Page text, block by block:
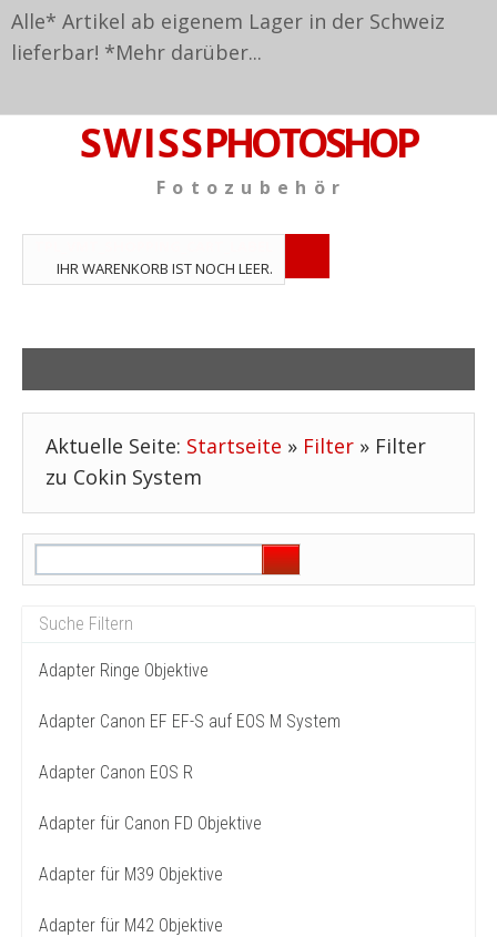
Alle* Artikel ab eigenem Lager in der Schweiz
lieferbar! *Mehr darüber...
S W I S SPHOTOSHOP
F o t o z u b e h ö r
IHR WARENKORB IST NOCH LEER.
Aktuelle Seite: Startseite » Filter » Filter
zu Cokin System
Adapter Ringe Objektive
Adapter Canon EF EF-S auf EOS M System
Adapter Canon EOS R
Adapter für Canon FD Objektive
Adapter für M39 Objektive
Adapter für M42 Objektive